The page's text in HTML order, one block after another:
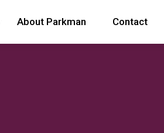
About Parkman Contact